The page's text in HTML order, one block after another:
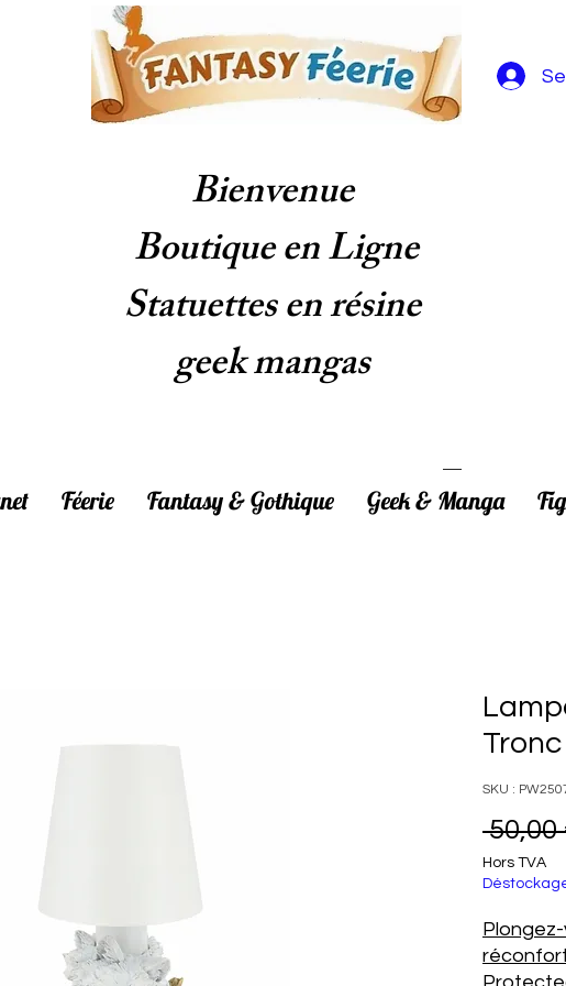
Bienvenue
Boutique en Ligne
Statuettes en résine
geek mangas
Féerie Fantasy & Gothique Geek & Manga
Tronc
SKU :
50,00
Hors TVA